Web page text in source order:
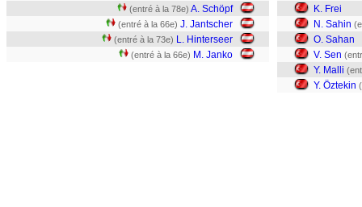
(entré à la 78e) A. Schöpf
(entré à la 66e) J. Jantscher
(entré à la 73e) L. Hinterseer
(entré à la 66e) M. Janko
K. Frei
N. Sahin
O. Sahan
V. Sen
Y. Malli
Y. Öztekin